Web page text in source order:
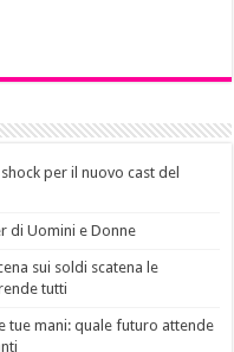
per il nuovo cast del
di Uomini e Donne
sui soldi scatena le
tutti
tue mani: quale futuro attende